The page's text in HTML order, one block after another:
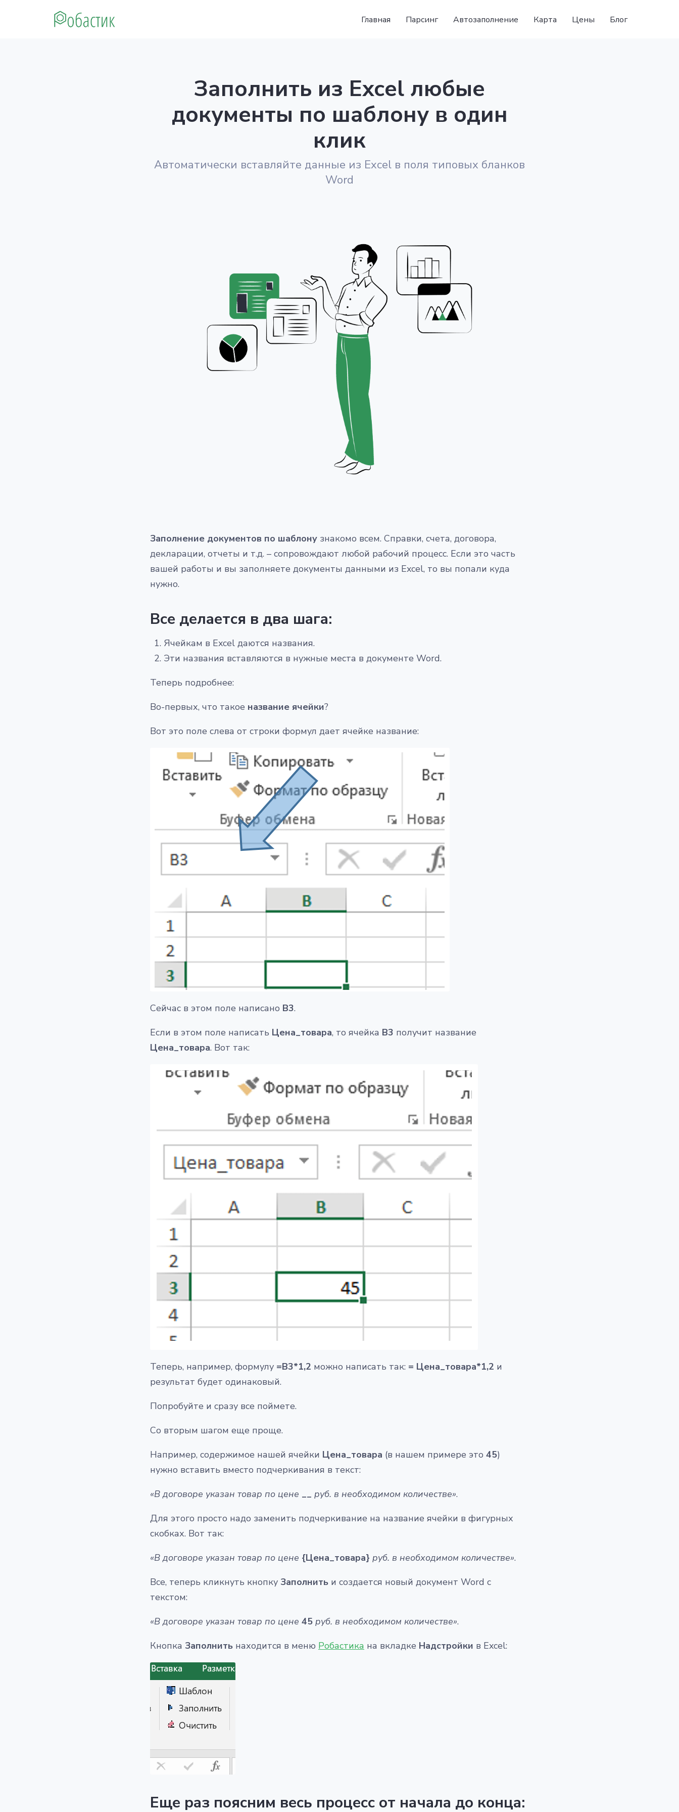
Главная Парсинг Автозаполнение Карта Цены Блог
Заполнить из Excel любые
документы по шаблону в один
клик
Автоматически вставляйте данные из Excel в поля типовых бланков
Word
Заполнение документов по шаблону знакомо всем. Справки, счета, договора,
декларации, отчеты и т.д. – сопровождают любой рабочий процесс. Если это часть
вашей работы и вы заполняете документы данными из Excel, то вы попали куда
нужно.
Все делается в два шага:
Ячейкам в Excel даются названия.
Эти названия вставляются в нужные места в документе Word.
Теперь подробнее:
Во-первых, что такое название ячейки?
Вот это поле слева от строки формул дает ячейке название:
Сейчас в этом поле написано В3.
Если в этом поле написать Цена_товара, то ячейка В3 получит название
Цена_товара. Вот так:
Теперь, например, формулу =В3*1,2 можно написать так: = Цена_товара*1,2 и
результат будет одинаковый.
Попробуйте и сразу все поймете.
Со вторым шагом еще проще.
Например, содержимое нашей ячейки Цена_товара (в нашем примере это 45)
нужно вставить вместо подчеркивания в текст:
«В договоре указан товар по цене __ руб. в необходимом количестве».
Для этого просто надо заменить подчеркивание на название ячейки в фигурных
скобках. Вот так:
«В договоре указан товар по цене {Цена_товара} руб. в необходимом количестве».
Все, теперь кликнуть кнопку Заполнить и создается новый документ Word с
текстом:
«В договоре указан товар по цене 45 руб. в необходимом количестве».
Кнопка Заполнить находится в меню Робастика на вкладке Надстройки в Excel:
Еще раз поясним весь процесс от начала до конца: